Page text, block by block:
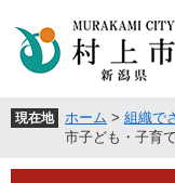
頭
す
飛
し
現在地 ホーム > 組織で
市子ども・子育